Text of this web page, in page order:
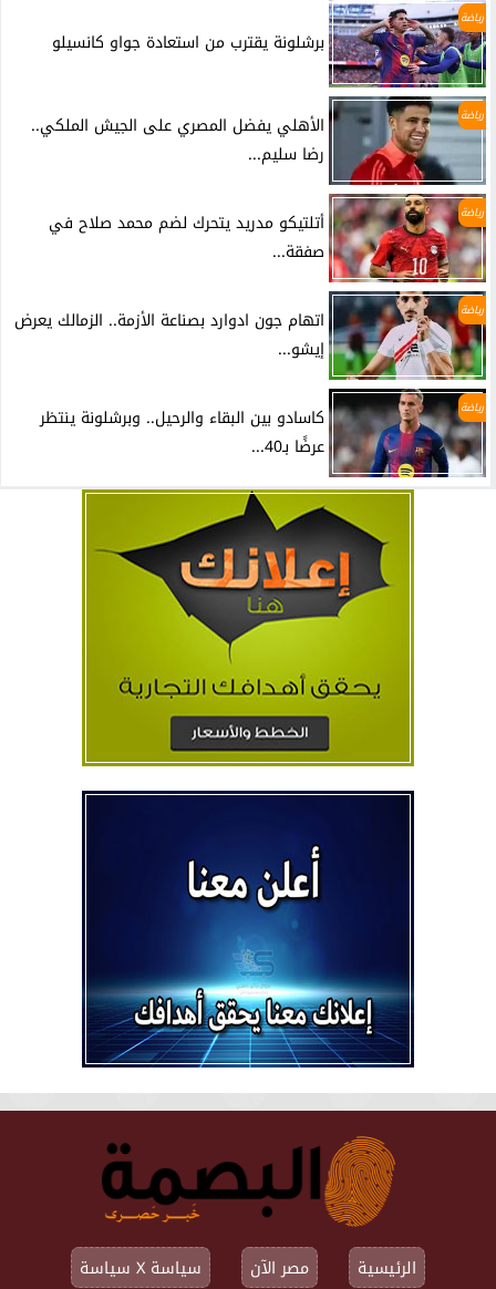
رياضة
برشلونة يقترب من استعادة جواو كانسيلو
رياضة
الأهلي يفضل المصري على الجيش الملكي..
رضا سليم...
رياضة
أتلتيكو مدريد يتحرك لضم محمد صلاح في
صفقة...
رياضة
اتهام جون ادوارد بصناعة الأزمة.. الزمالك يعرض
إيشو...
رياضة
كاسادو بين البقاء والرحيل.. وبرشلونة ينتظر
عرضًا بـ40...
الرئيسية مصر الآن سياسة X سياسة